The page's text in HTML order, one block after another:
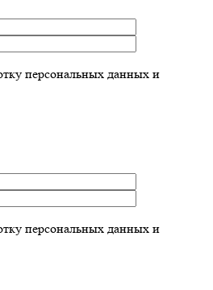
персональных данных и
персональных данных и